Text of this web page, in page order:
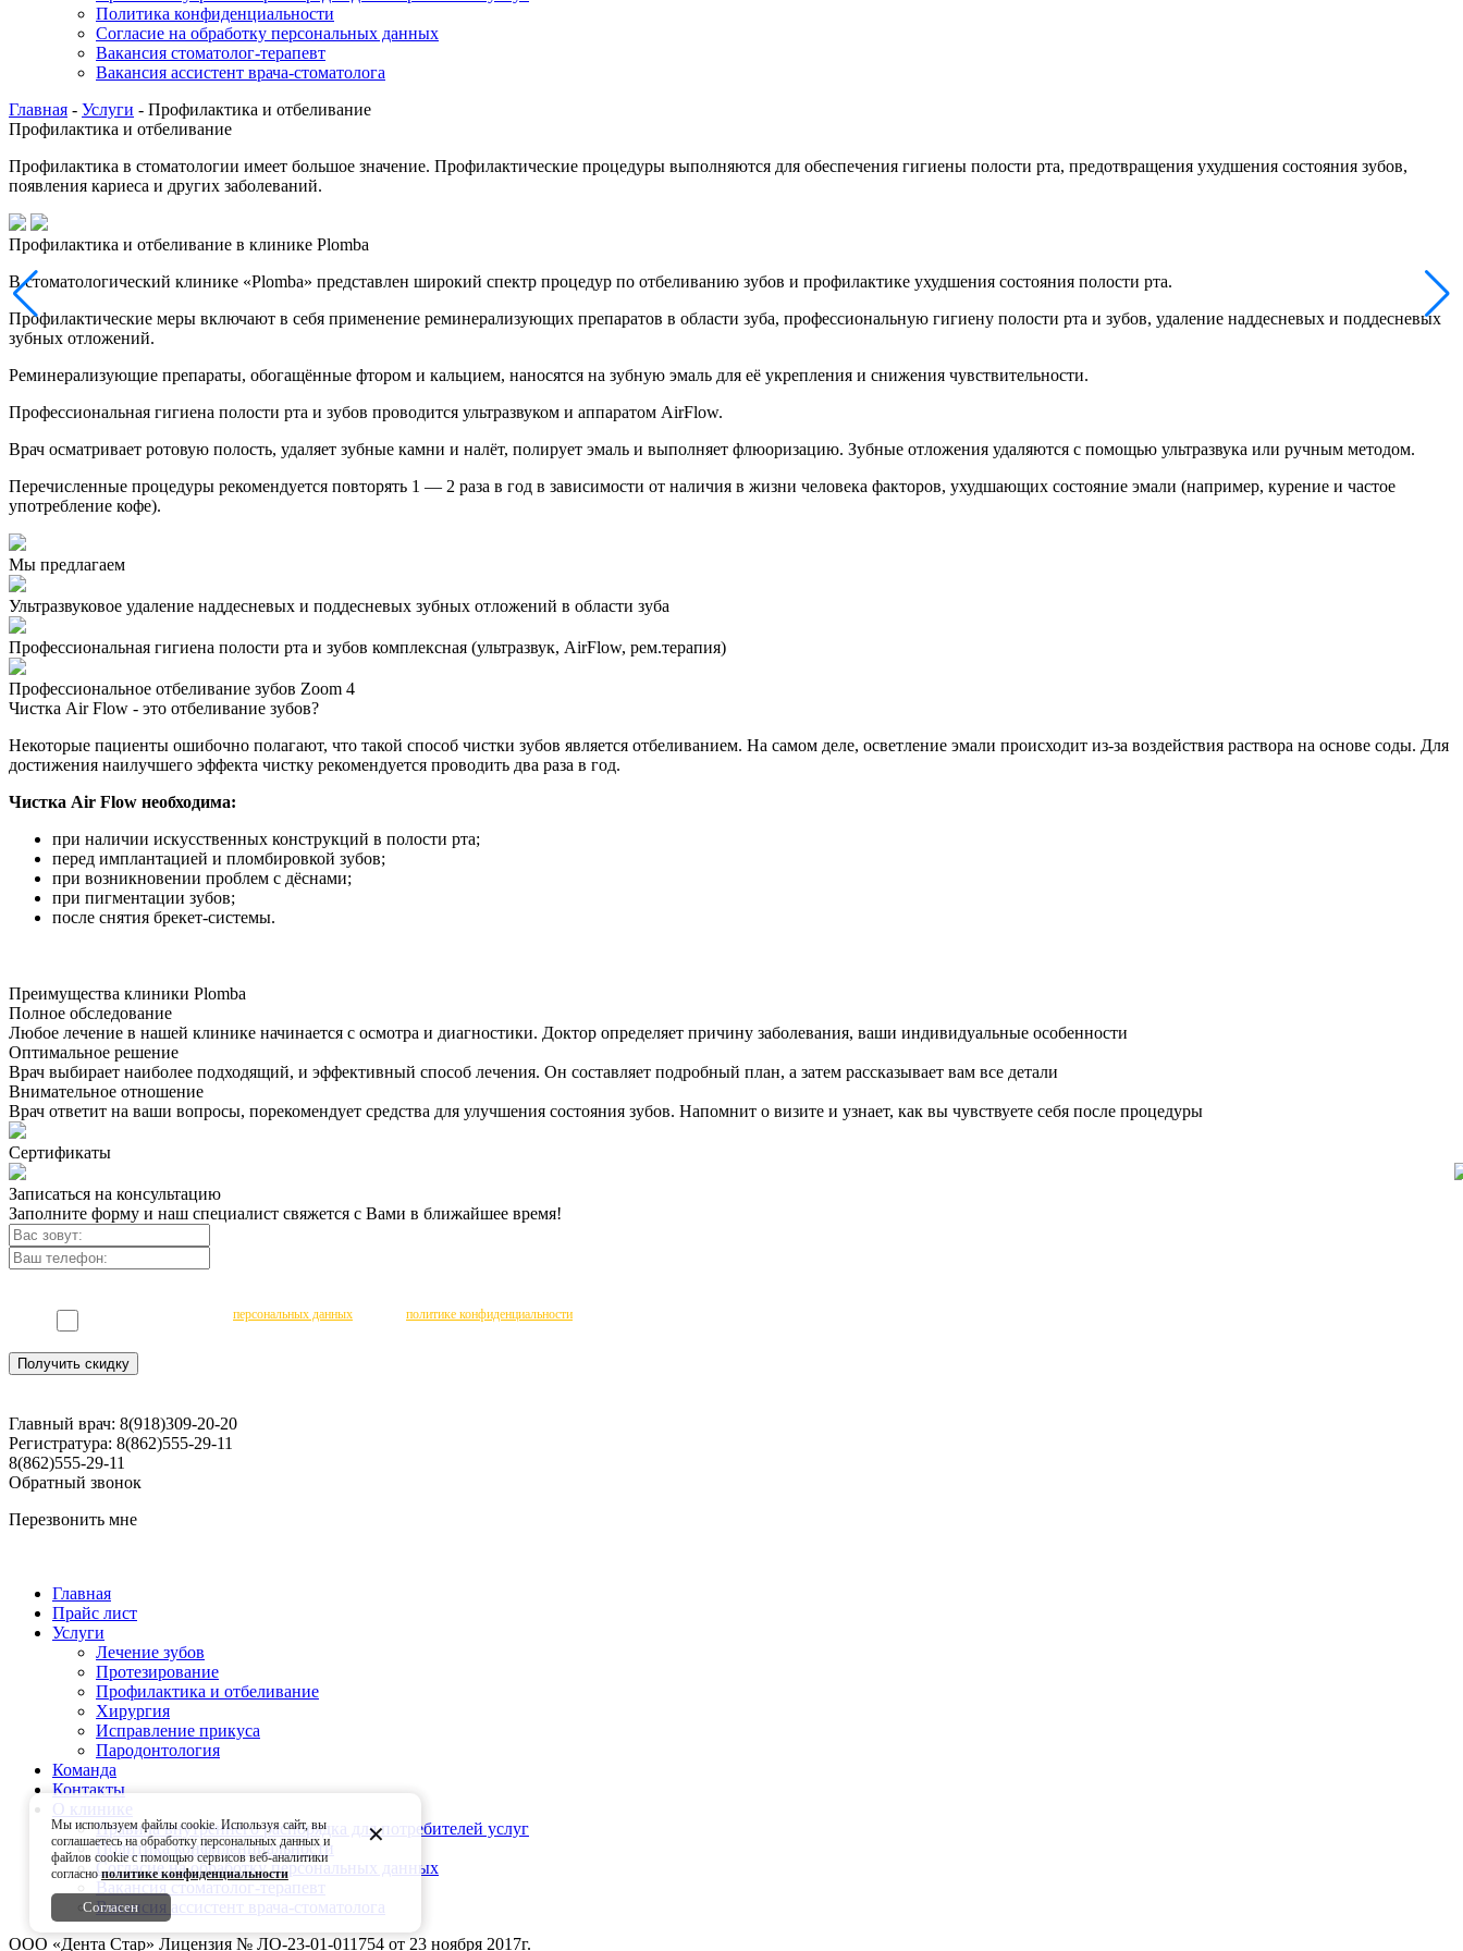
Политика конфиденциальности
Согласие на обработку персональных данных
Вакансия стоматолог-терапевт
Вакансия ассистент врача-стоматолога
Главная - Услуги - Профилактика и отбеливание
Профилактика и отбеливание
Профилактика в стоматологии имеет большое значение. Профилактические процедуры выполняются для обеспечения гигиены полости рта, предотвращения ухудшения состояния зубов,
появления кариеса и других заболеваний.
Профилактика и отбеливание в клинике Plomba
В стоматологический клинике «Plomba» представлен широкий спектр процедур по отбеливанию зубов и профилактике ухудшения состояния полости рта.
Профилактические меры включают в себя применение реминерализующих препаратов в области зуба, профессиональную гигиену полости рта и зубов, удаление наддесневых и поддесневых
зубных отложений.
Реминерализующие препараты, обогащённые фтором и кальцием, наносятся на зубную эмаль для её укрепления и снижения чувствительности.
Профессиональная гигиена полости рта и зубов проводится ультразвуком и аппаратом AirFlow.
Врач осматривает ротовую полость, удаляет зубные камни и налёт, полирует эмаль и выполняет флюоризацию. Зубные отложения удаляются с помощью ультразвука или ручным методом.
Перечисленные процедуры рекомендуется повторять 1 — 2 раза в год в зависимости от наличия в жизни человека факторов, ухудшающих состояние эмали (например, курение и частое
употребление кофе).
Мы предлагаем
Ультразвуковое удаление наддесневых и поддесневых зубных отложений в области зуба
Профессиональная гигиена полости рта и зубов комплексная (ультразвук, AirFlow, рем.терапия)
Профессиональное отбеливание зубов Zoom 4
Чистка Air Flow - это отбеливание зубов?
Некоторые пациенты ошибочно полагают, что такой способ чистки зубов является отбеливанием. На самом деле, осветление эмали происходит из-за воздействия раствора на основе соды. Для
достижения наилучшего эффекта чистку рекомендуется проводить два раза в год.
Чистка Air Flow необходима:
при наличии искусственных конструкций в полости рта;
перед имплантацией и пломбировкой зубов;
при возникновении проблем с дёснами;
при пигментации зубов;
после снятия брекет-системы.
Преимущества клиники Plomba
Полное обследование
Любое лечение в нашей клинике начинается с осмотра и диагностики. Доктор определяет причину заболевания, ваши индивидуальные особенности
Оптимальное решение
Врач выбирает наиболее подходящий, и эффективный способ лечения. Он составляет подробный план, а затем рассказывает вам все детали
Внимательное отношение
Врач ответит на ваши вопросы, порекомендует средства для улучшения состояния зубов. Напомнит о визите и узнает, как вы чувствуете себя после процедуры
Сертификаты
Записаться на консультацию
Заполните форму и наш специалист свяжется с Вами в ближайшее время!
персональных данных политике конфиденциальности
Получить скидку
Главный врач: 8(918)309-20-20
Регистратура: 8(862)555-29-11
8(862)555-29-11
Обратный звонок
Перезвонить мне
Главная
Прайс лист
Услуги
Лечение зубов
Протезирование
Профилактика и отбеливание
Хирургия
Исправление прикуса
Пародонтология
Команда
Контакты
О клинике
Правила внутреннего распорядка для потребителей услуг
Политика конфиденциальности
Согласие на обработку персональных данных
Вакансия стоматолог-терапевт
Вакансия ассистент врача-стоматолога
OOO «Дента Стар» Лицензия № ЛО-23-01-011754 от 23 ноября 2017г.
✕
Мы используем файлы cookie. Используя сайт, вы
соглашаетесь на обработку персональных данных и
файлов cookie c помощью сервисов веб-аналитики
согласнополитике конфиденциальности
Согласен